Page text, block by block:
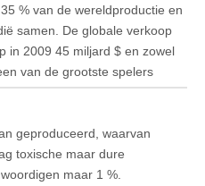
% van de wereldproductie en
samen. De globale verkoop
in 2009 45 miljard $ en zowel
van de grootste spelers
geproduceerd, waarvan
toxische maar dure
maar 1 %.